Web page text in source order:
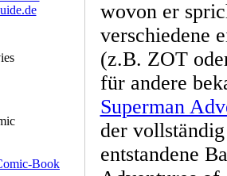
wovon er
verschiedene
(z.B. ZOT
für andere
Superman
der
entstandene